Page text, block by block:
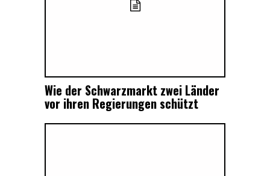
Wie der Schwarzmarkt zwei Länder
vor ihren Regierungen schützt